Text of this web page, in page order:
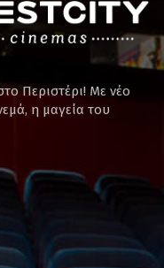
Περιστέρι! Mε νέο
η μαγεία του